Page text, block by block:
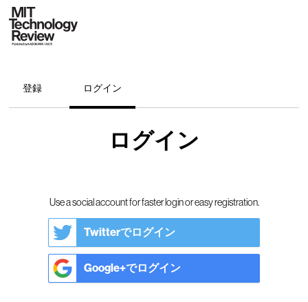
登録 ログイン
ログイン
Use a social account for faster login or easy registration.
Twitterでログイン
Google+でログイン